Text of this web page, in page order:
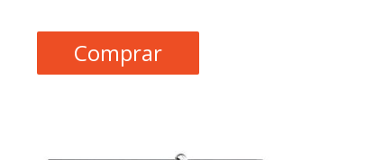
Comprar